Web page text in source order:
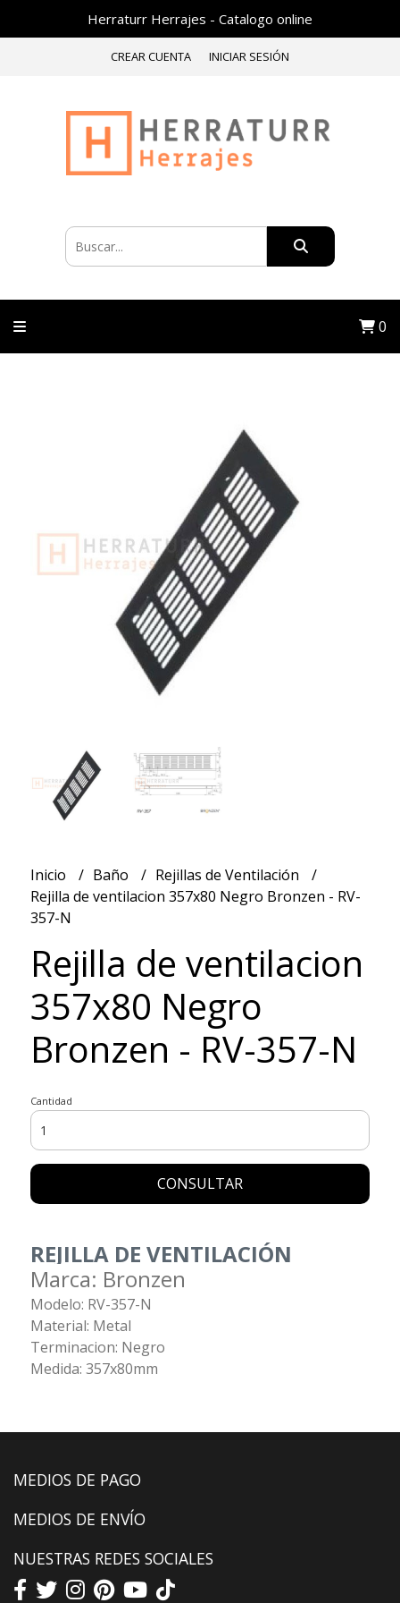
Herraturr Herrajes - Catalogo online
CREAR CUENTA INICIAR SESIÓN
0
Inicio Baño
Rejillas de Ventilación
Rejilla de ventilacion 357x80 Negro Bronzen - RV-
357-N
Rejilla de ventilacion
357x80 Negro
Bronzen - RV-357-N
Cantidad
CONSULTAR
REJILLA DE VENTILACIÓN
Marca: Bronzen
Modelo: RV-357-N
Material: Metal
Terminacion: Negro
Medida: 357x80mm
MEDIOS DE PAGO
MEDIOS DE ENVÍO
NUESTRAS REDES SOCIALES